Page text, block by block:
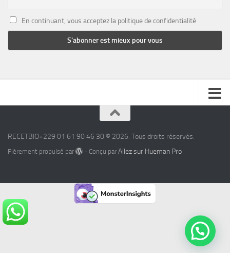
En continuant, vous acceptez la politique de confidentialité
RECETBIO+229 01 61 90 46 30 © 2026. Tous droits réservés.
Fièrement propulsé par - Conçu par Allez sur Hueman Pro